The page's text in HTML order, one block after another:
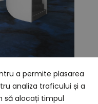
a permite plasarea
analiza traficului și a
să alocați timpul